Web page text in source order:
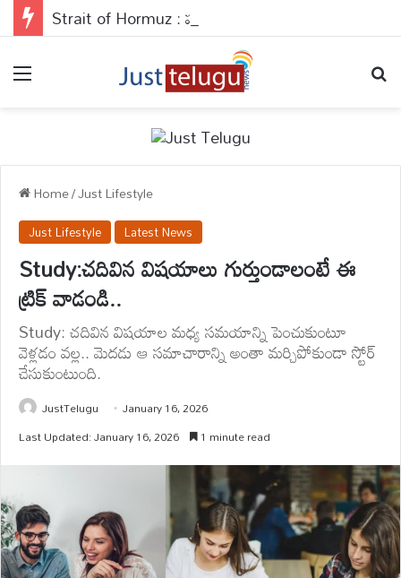
Home/Just Lifestyle
Just Lifestyle Latest News
Study:చదివిన విషయాలు గుర్తుండాలంటే ఈ
ట్రిక్ వాడండి..
Study: చదివిన విషయాల మధ్య సమయాన్ని పెంచుకుంటూ
వెళ్లడం వల్ల.. మెదడు ఆ సమాచారాన్ని అంతా మర్చిపోకుండా స్టోర్
చేసుకుంటుంది.
JustTelugu
January 16, 2026
Last Updated: January 16, 2026
1 minute read